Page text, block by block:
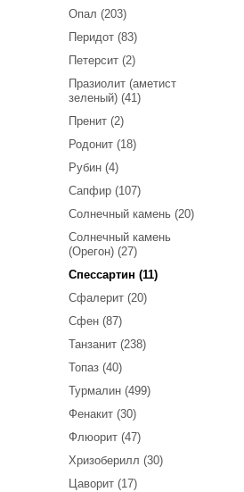
Опал (203)
Перидот (83)
Петерсит (2)
Празиолит (аметист
зеленый) (41)
Пренит (2)
Родонит (18)
Рубин (4)
Сапфир (107)
Солнечный камень (20)
Солнечный камень
(Орегон) (27)
Спессартин (11)
Сфалерит (20)
Сфен (87)
Танзанит (238)
Топаз (40)
Турмалин (499)
Фенакит (30)
Флюорит (47)
Хризоберилл (30)
Цаворит (17)